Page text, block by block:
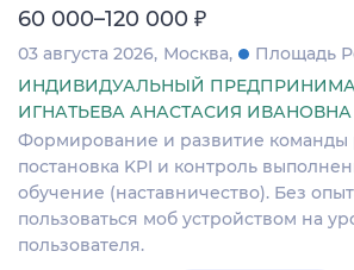
60 000–120 000 ₽
03 августа 2026 Москва
Площадь
ИНДИВИДУАЛЬНЫЙ
ИГНАТЬЕВА АНАСТАСИЯ ИВАНОВНА
Формирование и развитие команды
постановка KPI и контроль
обучение (наставничество). Без
пользоваться моб устройством на
пользователя.